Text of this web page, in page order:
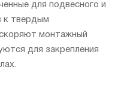
для подвесного и
к твердым
монтажный
для закрепления